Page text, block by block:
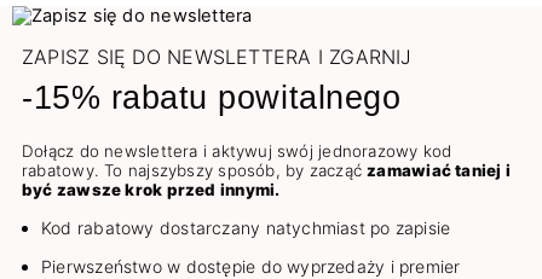
ZAPISZ SIĘ DO NEWSLETTERA I ZGARNIJ
-15% rabatu powitalnego
Dołącz do newslettera i aktywuj swój jednorazowy kod
rabatowy. To najszybszy sposób, by zacząćzamawiać taniej i
być zawsze krok przed innymi.
Kod rabatowy dostarczany natychmiast po zapisie
Pierwszeństwo w dostępie do wyprzedaży i premier